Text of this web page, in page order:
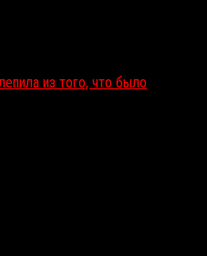
из того, что было